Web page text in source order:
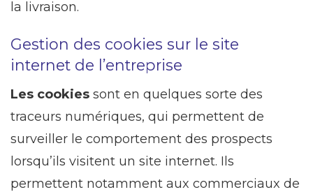
la livraison.
Gestion des cookies sur le site
internet de l’entreprise
Les cookies sont en quelques sorte des
traceurs numériques, qui permettent de
surveiller le comportement des prospects
lorsqu’ils visitent un site internet. Ils
permettent notamment aux commerciaux de